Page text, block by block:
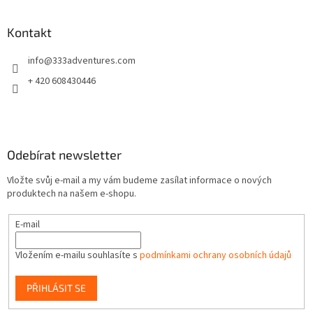
Kontakt
info@333adventures.com
+ 420 608430446
Odebírat newsletter
Vložte svůj e-mail a my vám budeme zasílat informace o nových
produktech na našem e-shopu.
E-mail
Vložením e-mailu souhlasíte s podmínkami ochrany osobních údajů
PŘIHLÁSIT SE